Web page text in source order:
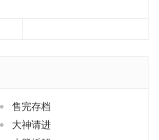
售完存档
大神请进